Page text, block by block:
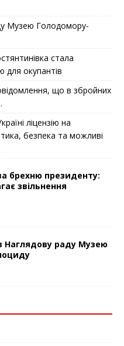
Музею Голодомору-
стала
для окупантів
що в збройних
ліцензію на
безпека та можливі
брехню президенту:
звільнення
раду Музею